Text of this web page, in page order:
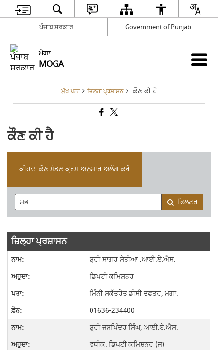
ਪੰਜਾਬ ਸਰਕਾਰ Government of Punjab
ਮੋਗਾ
MOGA
ਮੁੱਖ ਪੰਨਾ ਜ਼ਿਲ੍ਹਾ ਪ੍ਰਸ਼ਾਸਨ ਕੌਣ ਕੀ ਹੈ
ਕੌਣ ਕੀ ਹੈ
ਕੀਹਦਾ ਕੌਣ ਮੰਡਲ ਕ੍ਰਮ ਅਨੁਸਾਰ ਅਲੱਗ ਕਰੋ
ਫਿਲਟਰ
ਜ਼ਿਲ੍ਹਾ ਪ੍ਰਸ਼ਾਸਨ
ਸ਼੍ਰੀ ਸਾਗਰ ਸੇਤੀਆ ,ਆਈ.ਏ.ਐਸ.
ਡਿਪਟੀ ਕਮਿਸ਼ਨਰ
ਮਿੰਨੀ ਸਕੱਤਰੇਤ ਡੀਸੀ ਦਫਤਰ, ਮੋਗਾ.
01636-234400
ਸ਼੍ਰੀ ਜਸਪਿੰਦਰ ਸਿੰਘ, ਆਈ.ਏ.ਐਸ.
ਵਧੀਕ. ਡਿਪਟੀ ਕਮਿਸ਼ਨਰ (ਜ)